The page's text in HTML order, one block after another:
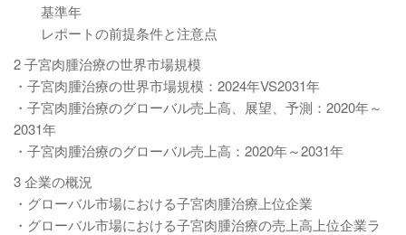
基準年
レポートの前提条件と注意点
2 子宮肉腫治療の世界市場規模
・子宮肉腫治療の世界市場規模：2024年VS2031年
・子宮肉腫治療のグローバル売上高、展望、予測：2020年～
2031年
・子宮肉腫治療のグローバル売上高：2020年～2031年
3 企業の概況
・グローバル市場における子宮肉腫治療上位企業
・グローバル市場における子宮肉腫治療の売上高上位企業ラ